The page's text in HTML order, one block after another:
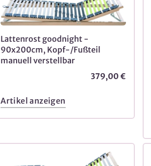
Lattenrost goodnight -
90x200cm, Kopf-/Fußteil
manuell verstellbar
379,00 €
Artikel anzeigen